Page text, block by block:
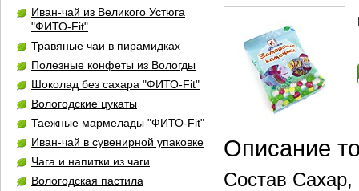
Иван-чай из Великого Устюга
"ФИТО-Fit"
Травяные чаи в пирамидках
Полезные конфеты из Вологды
Шоколад без сахара "ФИТО-Fit"
Вологодские цукаты
Таежные мармелады "ФИТО-Fit"
Иван-чай в сувенирной упаковке
Чага и напитки из чаги
Вологодская пастила
Описание
Состав Сахар,